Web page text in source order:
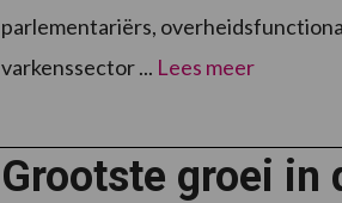
parlementariërs,
varkenssector ... Lees meer
Grootste groei in